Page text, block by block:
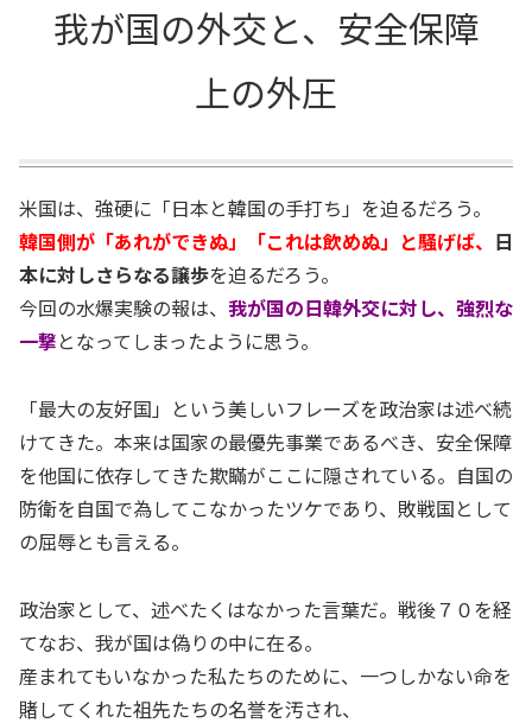
我が国の外交と、安全保障
上の外圧
米国は、強硬に「日本と韓国の手打ち」を迫るだろう。
韓国側が「あれができぬ」「これは飲めぬ」と騒げば、 日
本に対しさらなる譲歩を迫るだろう。
今回の水爆実験の報は、 我が国の日韓外交に対し、強烈な
一撃となってしまったように思う。
「最大の友好国」という美しいフレーズを政治家は述べ続
けてきた。本来は国家の最優先事業であるべき、安全保障
を他国に依存してきた欺瞞がここに隠されている。自国の
防衛を自国で為してこなかったツケであり、敗戦国として
の屈辱とも言える。
政治家として、述べたくはなかった言葉だ。戦後７０を経
てなお、我が国は偽りの中に在る。
産まれてもいなかった私たちのために、一つしかない命を
賭してくれた祖先たちの名誉を汚され、